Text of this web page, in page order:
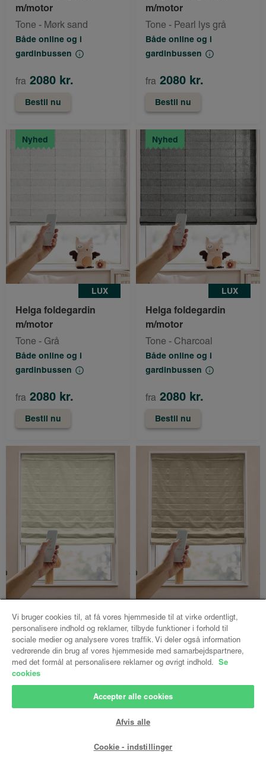
m/motor
Tone - Mørk sand
Både online og i
gardinbussen
fra 2080 kr.
Bestil nu
m/motor
Tone - Pearl lys grå
Både online og i
gardinbussen
fra 2080 kr.
Bestil nu
Nyhed
LUX
Helga foldegardin
m/motor
Tone - Grå
Både online og i
gardinbussen
fra 2080 kr.
Bestil nu
Nyhed
LUX
Helga foldegardin
m/motor
Tone - Charcoal
Både online og i
gardinbussen
fra 2080 kr.
Bestil nu
Helga foldegardin
m/motor
Duchesse - Lys sand
Både online og i
gardinbussen
2126 kr.
Helga foldegardin
m/motor
Duchesse - Sand
gardinbussen
2126 kr.
Vi bruger cookies til, at få vores hjemmeside til at virke ordentligt,
personalisere indhold og reklamer, tilbyde funktioner i forhold til
sociale medier og analysere vores traffik. Vi deler også information
vedrørende din brug af vores hjemmeside med samarbejdspartnere,
med det formål at personalisere reklamer og øvrigt indhold. Se
cookies
Accepter alle cookies
Afvis alle
Cookie - indstillinger